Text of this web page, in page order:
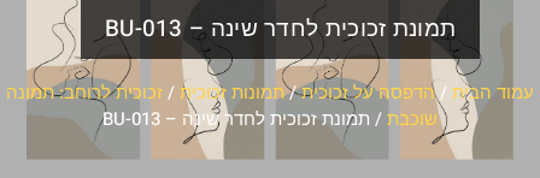
תמונת זכוכית לחדר שינה – BU-013
עמוד הבית /הדפסה על זכוכית/תמונות זכוכית/זכוכית לרוחב: תמונה
שוכבת/ תמונת זכוכית לחדר שינה – BU-013